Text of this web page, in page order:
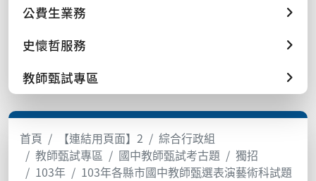
公費生業務
史懷哲服務
教師甄試專區
首頁 【連結用頁面】2
綜合行政組
教師甄試專區
國中教師甄試考古題
獨招
103年
103年各縣市國中教師甄選表演藝術科試題